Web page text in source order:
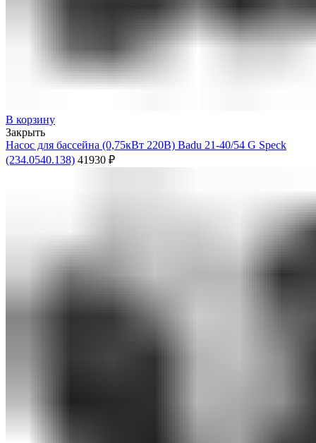
В корзину
Закрыть
Насос для бассейна (0,75кВт 220В) Badu 21-40/54 G Speck
(234.0540.138) 41930 ₽